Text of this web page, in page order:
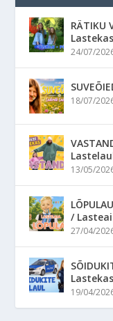
RÄTIKU
Lastekas
24/07/
18/07/
13/05/
/
27/04/
Lastekas
19/04/